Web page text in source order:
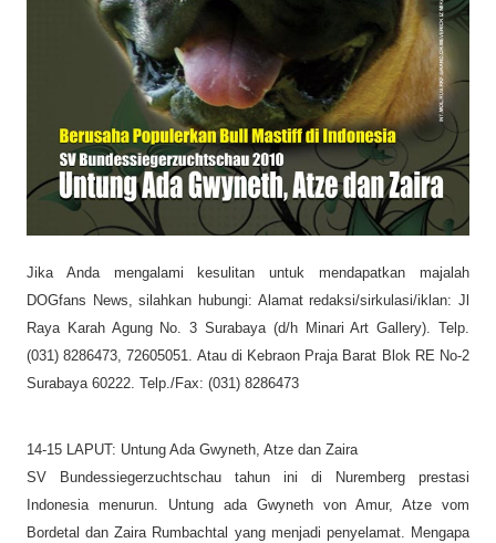
Jika Anda mengalami kesulitan untuk mendapatkan majalah
DOGfans News, silahkan hubungi: Alamat redaksi/sirkulasi/iklan: Jl
Raya Karah Agung No. 3 Surabaya (d/h Minari Art Gallery). Telp.
(031) 8286473, 72605051. Atau di Kebraon Praja Barat Blok RE No-2
Surabaya 60222. Telp./Fax: (031) 8286473
14-15 LAPUT: Untung Ada Gwyneth, Atze dan Zaira
SV Bundessiegerzuchtschau tahun ini di Nuremberg prestasi
Indonesia menurun. Untung ada Gwyneth von Amur, Atze vom
Bordetal dan Zaira Rumbachtal yang menjadi penyelamat. Mengapa